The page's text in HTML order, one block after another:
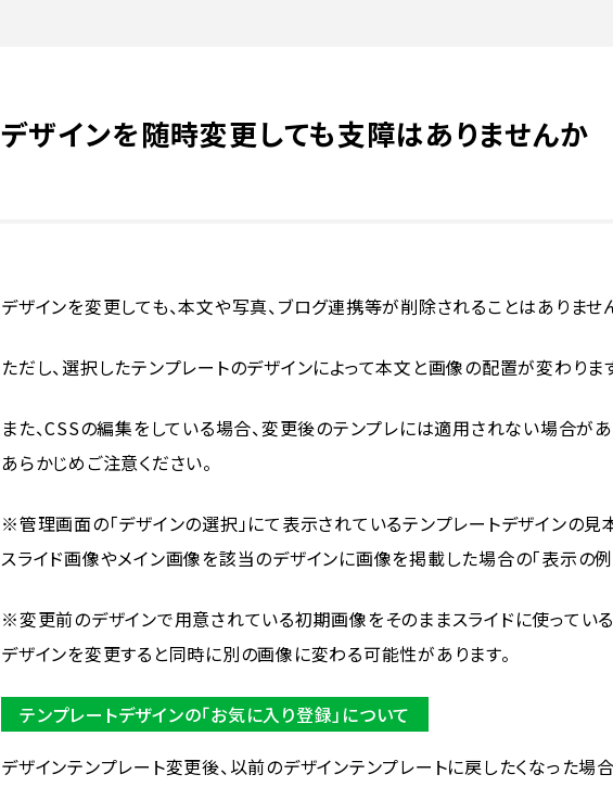
デザインを随時変更しても支障はありませんか
デザインを変更しても、本文や写真、ブログ連携等が削除されることはありませ
ただし、選択したテンプレートのデザインによって本文と画像の配置が変わりま
また、CSSの編集をしている場合、変更後のテンプレには適用されない場合があ
あらかじめご注意ください。
※管理画面の「デザインの選択」にて表示されているテンプレートデザインの見
スライド画像やメイン画像を該当のデザインに画像を掲載した場合の「表示の例
※変更前のデザインで用意されている初期画像をそのままスライドに使ってい
デザインを変更すると同時に別の画像に変わる可能性があります。
テンプレートデザインの「お気に入り登録」について
デザインテンプレート変更後、以前のデザインテンプレートに戻したくなった場